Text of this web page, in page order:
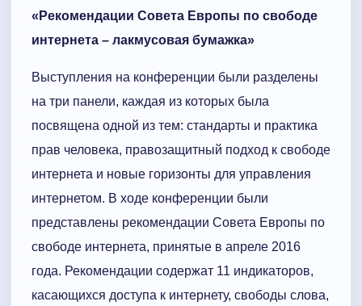
«Рекомендации Совета Европы по свободе
интернета – лакмусовая бумажка»
Выступления на конференции были разделены
на три панели, каждая из которых была
посвящена одной из тем: стандарты и практика
прав человека, правозащитный подход к свободе
интернета и новые горизонты для управления
интернетом. В ходе конференции были
представлены рекомендации Совета Европы по
свободе интернета, принятые в апреле 2016
года. Рекомендации содержат 11 индикаторов,
касающихся доступа к интернету, свободы слова,